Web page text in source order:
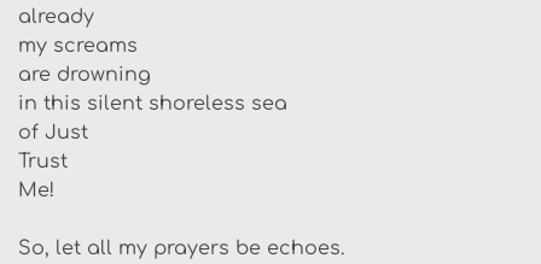
already
my screams
are drowning
in this silent shoreless sea
of Just
Trust
Me!
So, let all my prayers be echoes.